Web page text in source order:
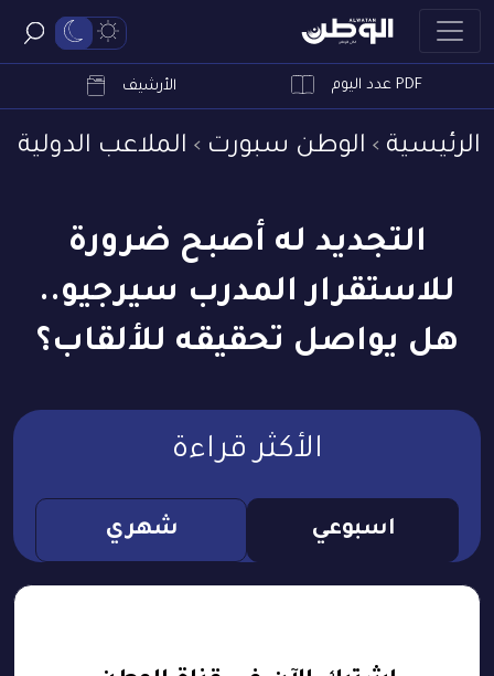
PDF عدد اليوم الأرشيف
الرئيسية الوطن سبورت الملاعب الدولية
التجديد له أصبح ضرورة
للاستقرار المدرب سيرجيو..
هل يواصل تحقيقه للألقاب؟
الأكثر قراءة
اسبوعي شهري